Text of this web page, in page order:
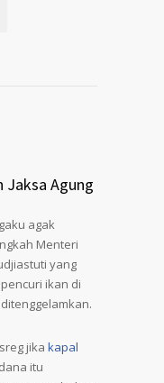
Jaksa Agung
agak
Menteri
yang
ikan di
jika kapal
itu